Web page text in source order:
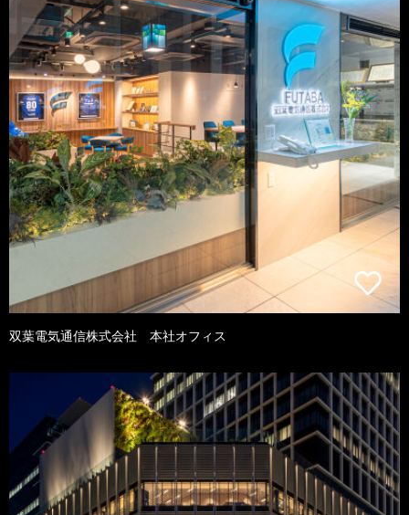
双葉電気通信株式会社 本社オフィス